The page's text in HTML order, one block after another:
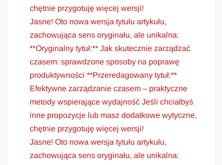
chętnie przygotuję więcej wersji!
Jasne! Oto nowa wersja tytułu artykułu,
zachowująca sens oryginału, ale unikalna:
**Oryginalny tytuł:** Jak skutecznie zarządzać
czasem: sprawdzone sposoby na poprawę
produktywności **Przeredagowany tytuł:**
Efektywne zarządzanie czasem – praktyczne
metody wspierające wydajność Jeśli chciałbyś
inne propozycje lub masz dodatkowe wytyczne,
chętnie przygotuję więcej wersji!
Jasne! Oto nowa wersja tytułu artykułu,
zachowująca sens oryginału, ale unikalna: